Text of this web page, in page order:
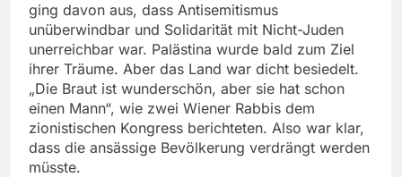
ging davon aus, dass Antisemitismus
unüberwindbar und Solidarität mit Nicht-Juden
unerreichbar war. Palästina wurde bald zum Ziel
ihrer Träume. Aber das Land war dicht besiedelt.
„Die Braut ist wunderschön, aber sie hat schon
einen Mann“, wie zwei Wiener Rabbis dem
zionistischen Kongress berichteten. Also war klar,
dass die ansässige Bevölkerung verdrängt werden
müsste.